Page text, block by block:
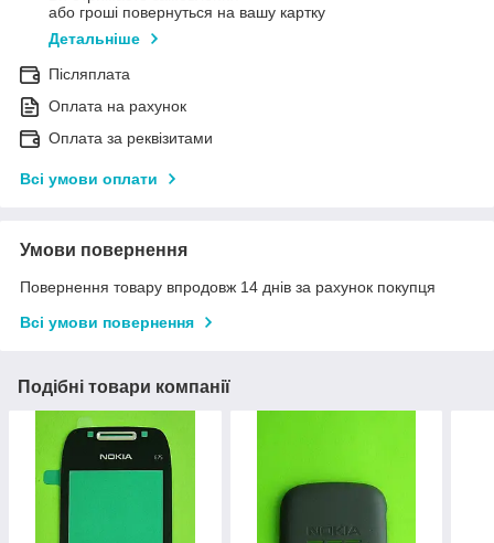
або гроші повернуться на вашу картку
Детальніше
Післяплата
Оплата на рахунок
Оплата за реквізитами
Всі умови оплати
Умови повернення
Повернення товару впродовж 14 днів за рахунок покупця
Всі умови повернення
Подібні товари компанії